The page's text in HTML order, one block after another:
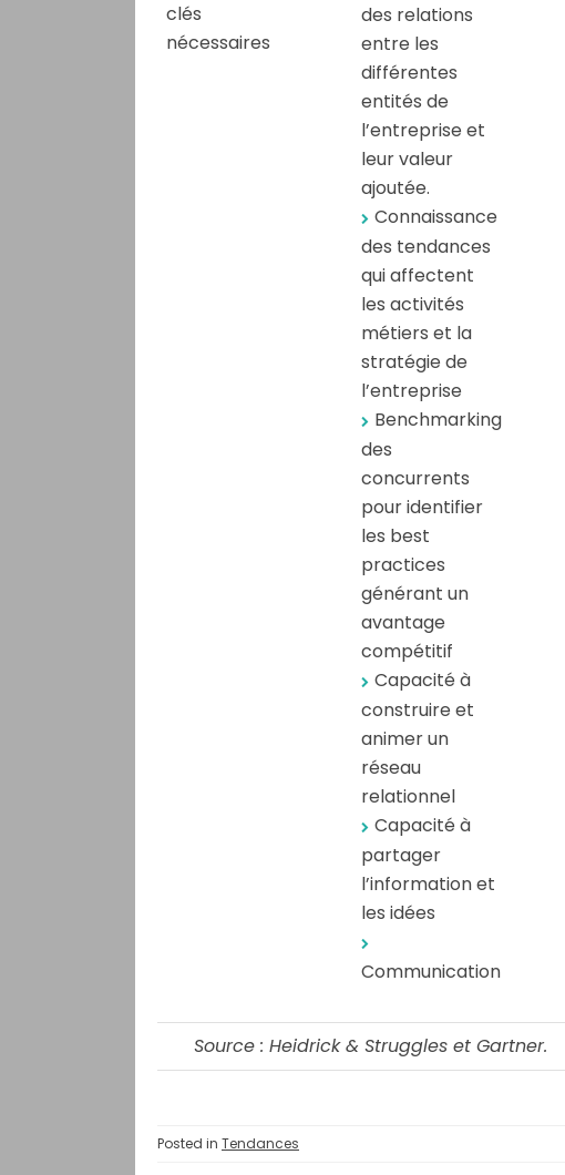
clés
nécessaires
des relations
entre les
différentes
entités de
l’entreprise et
leur valeur
ajoutée.
Connaissance
des tendances
qui affectent
les activités
métiers et la
stratégie de
l’entreprise
Benchmarking
des
concurrents
pour identifier
les best
practices
générant un
avantage
compétitif
Capacité à
construire et
animer un
réseau
relationnel
Capacité à
partager
l’information et
les idées
Communication
Source : Heidrick & Struggles et Gartner.
Posted in Tendances